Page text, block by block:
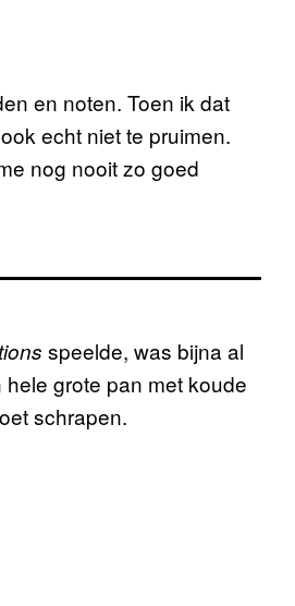
en noten. Toen ik dat
echt niet te pruimen.
nog nooit zo goed
speelde, was bijna al
grote pan met koude
schrapen.